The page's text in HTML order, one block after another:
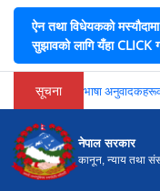
ऐन तथा विधेयकको मस्यौदामा
सुझावको लागि यँहा CLICK
सूचना भाषा
नेपाल सरकार
कानून, न्याय तथा